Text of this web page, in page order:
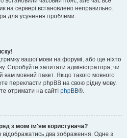
на сервері встановлено неправильно.
для усунення проблеми.
вашої мови на форумі, або ще ніхто
Спробуйте запитати адміністратора, чи
вам мовний пакет. Якщо такого мовного
перекласти phpBB на свою рідну мову.
отримати на сайті phpBB®.
з моїм ім'ям користувача?
відображатись два зображення. Одне з